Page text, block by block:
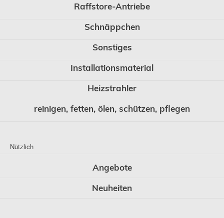
Raffstore-Antriebe
Schnäppchen
Sonstiges
Installationsmaterial
Heizstrahler
reinigen, fetten, ölen, schützen, pflegen
Nützlich
Angebote
Neuheiten